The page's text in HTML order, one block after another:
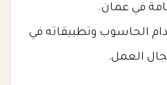
في عمان.
الحاسوب وتطبيقاته في
العمل.